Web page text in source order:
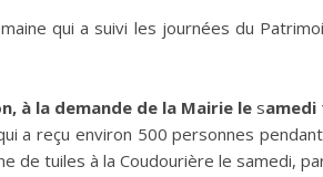
qui a suivi les journées du
à la demande de la Mairie le samedi
a reçu environ 500 personnes
de tuiles à la Coudourière le samedi, par